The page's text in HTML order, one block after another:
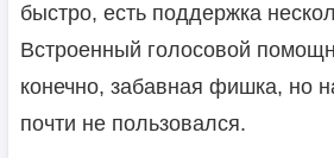
быстро, есть поддержка
Встроенный голосовой
конечно, забавная фишка, но
почти не пользовался.